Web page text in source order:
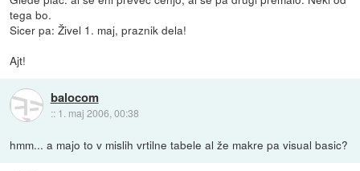
tega bo.
Sicer pa: Živel 1. maj, praznik dela!
Ajt!
balocom
:: 1. maj 2006, 00:38
hmm... a majo to v mislih vrtilne tabele al že makre pa visual basic?